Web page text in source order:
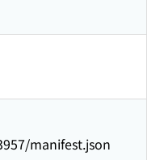
manifest.json